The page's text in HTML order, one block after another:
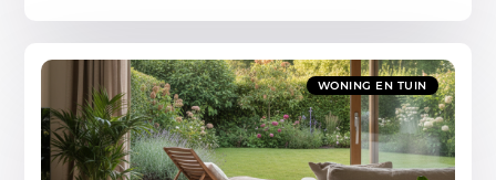
WONING EN TUIN